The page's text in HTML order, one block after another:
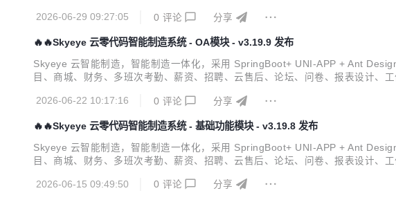
2026-06-29 09:27:05
0 评论 分享
🔥🔥Skyeye 云零代码智能制造系统 - OA模块 - v3.19.9 发布
Skyeye 云智能制造，智能制造一体化，采用 SpringBoot+ UNI-APP + Ant
目、商城、财务、多班次考勤、薪资、招聘、云售后、论坛、问卷、报表设计、
2026-06-22 10:17:16
0 评论 分享
🔥🔥Skyeye 云零代码智能制造系统 - 基础功能模块 - v3.19.8 发布
Skyeye 云智能制造，智能制造一体化，采用 SpringBoot+ UNI-APP + Ant
目、商城、财务、多班次考勤、薪资、招聘、云售后、论坛、问卷、报表设计、
2026-06-15 09:49:50
0 评论 分享